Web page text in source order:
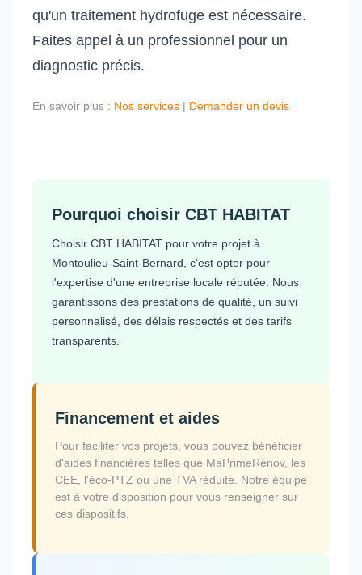
qu'un traitement hydrofuge est nécessaire.
Faites appel à un professionnel pour un
diagnostic précis.
En savoir plus : Nos services | Demander un devis
Pourquoi choisir CBT HABITAT
Choisir CBT HABITAT pour votre projet à
Montoulieu-Saint-Bernard, c'est opter pour
l'expertise d'une entreprise locale réputée. Nous
garantissons des prestations de qualité, un suivi
personnalisé, des délais respectés et des tarifs
transparents.
Financement et aides
Pour faciliter vos projets, vous pouvez bénéficier
d'aides financières telles que MaPrimeRénov, les
CEE, l'éco-PTZ ou une TVA réduite. Notre équipe
est à votre disposition pour vous renseigner sur
ces dispositifs.